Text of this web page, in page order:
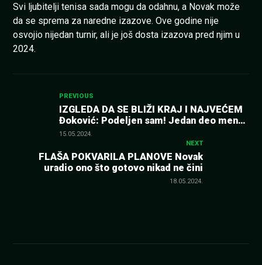
Svi ljubitelji tenisa sada mogu da odahnu, a Novak može
da se sprema za naredne izazove. Ove godine nije
osvojio nijedan turnir, ali je još dosta izazova pred njim u
2024.
Kretanje
članka
PREVIOUS
IZGLEDA DA SE BLIŽI KRAJ I NAJVEĆEM
Đoković: Podeljen sam! Jedan deo mene
oseća…
15.05.2024.
NEXT
FLAŠA POKVARILA PLANOVE Novak
uradio ono što gotovo nikad ne čini
18.05.2024.